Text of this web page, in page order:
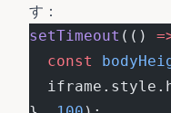
す：
setTimeout (()
  const